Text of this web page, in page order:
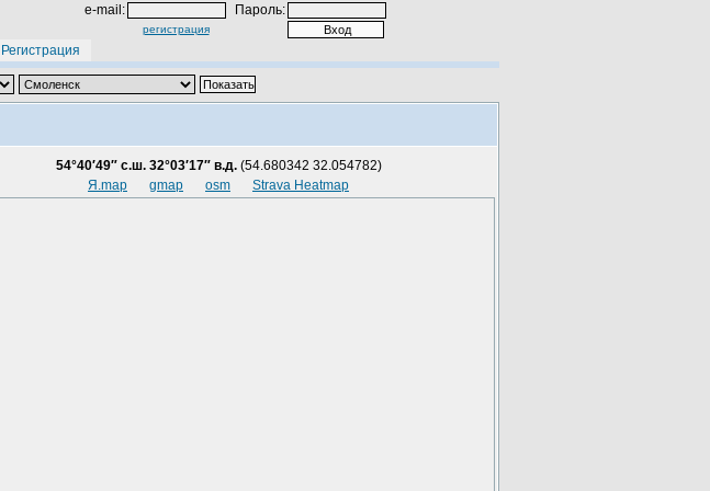
e-mail: Пароль:
регистрация
Регистрация
54°40′49″ с.ш. 32°03′17″ в.д.(54.680342 32.054782)
Я.map
gmap osm Strava Heatmap